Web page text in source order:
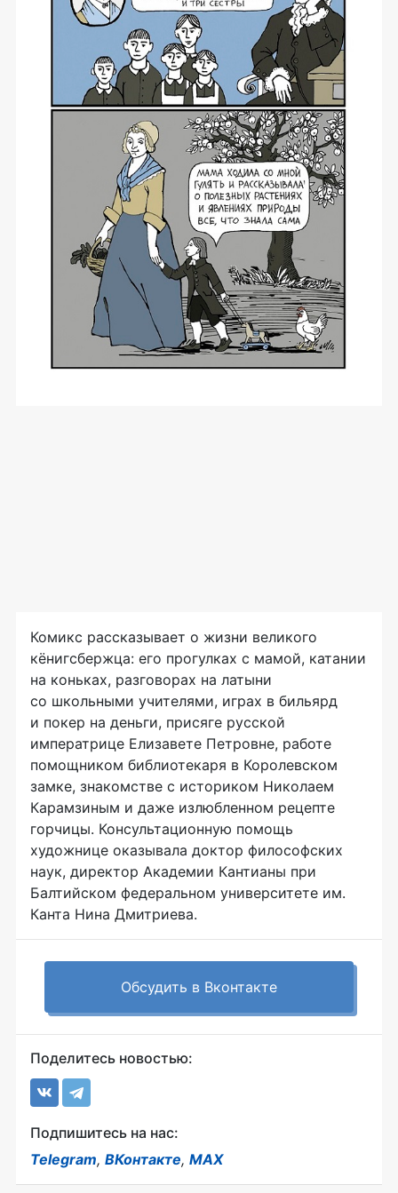
Комикс рассказывает о жизни великого
кёнигсбержца: его прогулках с мамой, катании
на коньках, разговорах на латыни
со школьными учителями, играх в бильярд
и покер на деньги, присяге русской
императрице Елизавете Петровне, работе
помощником библиотекаря в Королевском
замке, знакомстве с историком Николаем
Карамзиным и даже излюбленном рецепте
горчицы. Консультационную помощь
художнице оказывала доктор философских
наук, директор Академии Кантианы при
Балтийском федеральном университете им.
Канта Нина Дмитриева.
Обсудить в Вконтакте
Поделитесь новостью:
Подпишитесь на нас:
Telegram, ВКонтакте, MAX